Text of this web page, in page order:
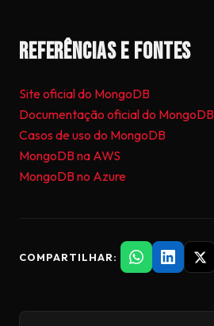
Referências e Fontes
Site oficial do MongoDB
Documentação oficial do MongoDB
Casos de uso do MongoDB
MongoDB na AWS
MongoDB no Azure
COMPARTILHAR: